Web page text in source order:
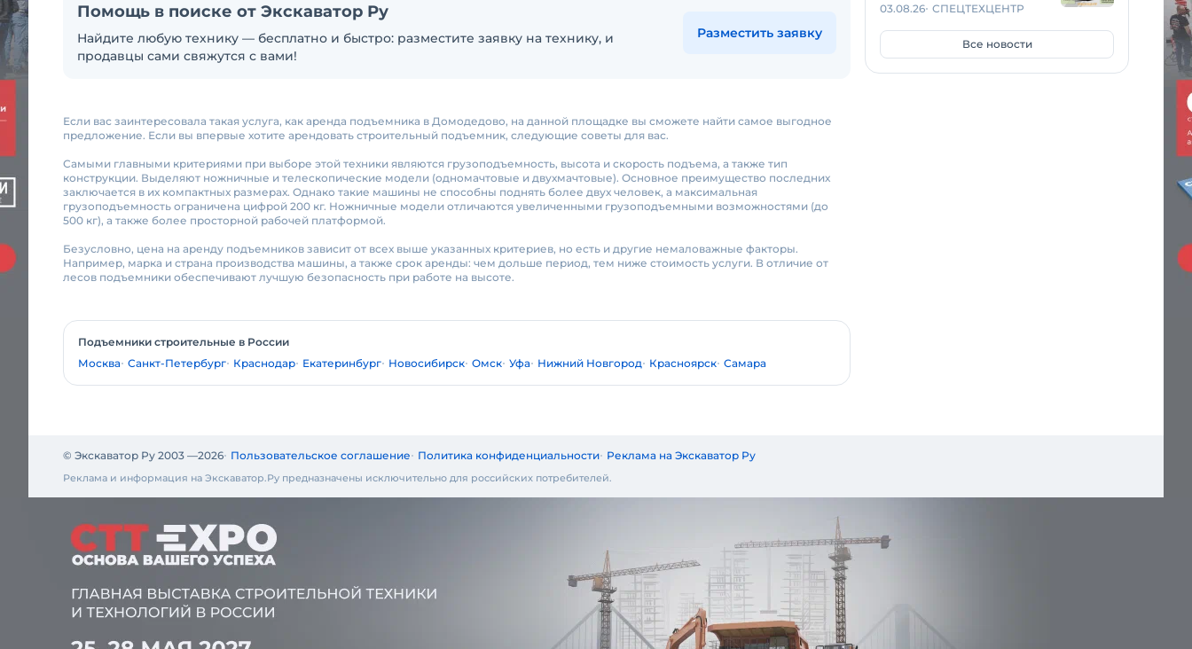
Помощь в поиске от Экскаватор Ру
Найдите любую технику — бесплатно и быстро: разместите заявку на технику, и
продавцы сами свяжутся с вами!
Разместить заявку
Если вас заинтересовала такая услуга, как аренда подъемника в Домодедово, на данной площадке вы сможете найти самое выгодное
предложение. Если вы впервые хотите арендовать строительный подъемник, следующие советы для вас.
Самыми главными критериями при выборе этой техники являются грузоподъемность, высота и скорость подъема, а также тип
конструкции. Выделяют ножничные и телескопические модели (одномачтовые и двухмачтовые). Основное преимущество последних
заключается в их компактных размерах. Однако такие машины не способны поднять более двух человек, а максимальная
грузоподъемность ограничена цифрой 200 кг. Ножничные модели отличаются увеличенными грузоподъемными возможностями (до
500 кг), а также более просторной рабочей платформой.
Безусловно, цена на аренду подъемников зависит от всех выше указанных критериев, но есть и другие немаловажные факторы.
Например, марка и страна производства машины, а также срок аренды: чем дольше период, тем ниже стоимость услуги. В отличие от
лесов подъемники обеспечивают лучшую безопасность при работе на высоте.
Подъемники строительные в России
Москва Санкт-Петербург Краснодар Екатеринбург Новосибирск Омск Уфа Нижний Новгород Красноярск Самара
03.08.26 СПЕЦТЕХЦЕНТР
Все новости
© Экскаватор Ру 2003 —2026 Пользовательское соглашение Политика конфиденциальности Реклама на Экскаватор Ру
Реклама и информация на Экскаватор.Ру предназначены исключительно для российских потребителей.